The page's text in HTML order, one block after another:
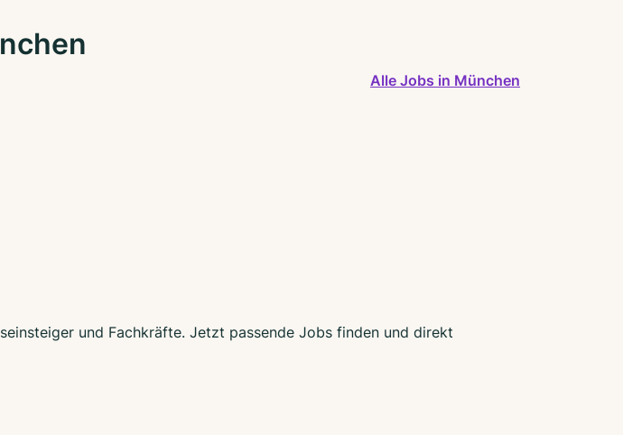
Alle Jobs in München
und Fachkräfte. Jetzt passende Jobs finden und direkt